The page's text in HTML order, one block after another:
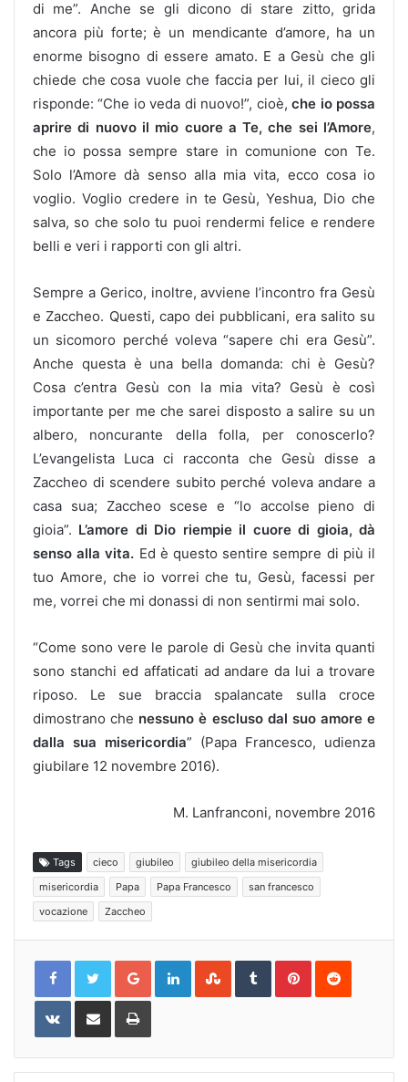
di me”. Anche se gli dicono di stare zitto, grida
ancora più forte; è un mendicante d’amore, ha un
enorme bisogno di essere amato. E a Gesù che gli
chiede che cosa vuole che faccia per lui, il cieco gli
risponde: “Che io veda di nuovo!”, cioè,che io possa
aprire di nuovo il mio cuore a Te, che sei l’Amore,
che io possa sempre stare in comunione con Te.
Solo l’Amore dà senso alla mia vita, ecco cosa io
voglio. Voglio credere in te Gesù, Yeshua, Dio che
salva, so che solo tu puoi rendermi felice e rendere
belli e veri i rapporti con gli altri.
Sempre a Gerico, inoltre, avviene l’incontro fra Gesù
e Zaccheo. Questi, capo dei pubblicani, era salito su
un sicomoro perché voleva “sapere chi era Gesù”.
Anche questa è una bella domanda: chi è Gesù?
Cosa c’entra Gesù con la mia vita? Gesù è così
importante per me che sarei disposto a salire su un
albero, noncurante della folla, per conoscerlo?
L’evangelista Luca ci racconta che Gesù disse a
Zaccheo di scendere subito perché voleva andare a
casa sua; Zaccheo scese e “lo accolse pieno di
gioia”. L’amore di Dio riempie il cuore di gioia, dà
senso alla vita. Ed è questo sentire sempre di più il
tuo Amore, che io vorrei che tu, Gesù, facessi per
me, vorrei che mi donassi di non sentirmi mai solo.
“Come sono vere le parole di Gesù che invita quanti
sono stanchi ed affaticati ad andare da lui a trovare
riposo. Le sue braccia spalancate sulla croce
dimostrano che nessuno è escluso dal suo amore e
dalla sua misericordia” (Papa Francesco, udienza
giubilare 12 novembre 2016).
M. Lanfranconi, novembre 2016
Tags cieco giubileo
giubileo della misericordia
misericordia
Papa Papa Francesco
san francesco
vocazione
Zaccheo
Google+LinkedInStumbleUpon
TumblrPinterestReddit
VKontakteShare
Email
Print